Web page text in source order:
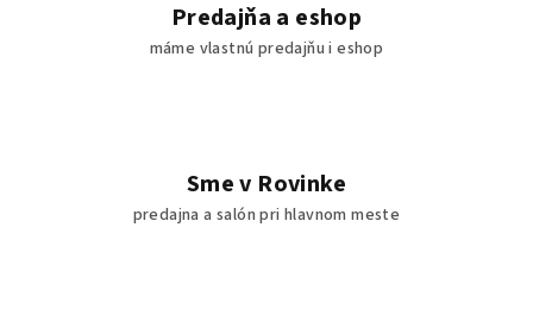
Predajňa a eshop
máme vlastnú predajňu i eshop
Sme v Rovinke
predajna a salón pri hlavnom meste